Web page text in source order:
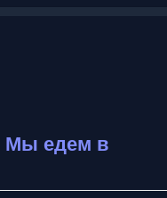
Мы едем в